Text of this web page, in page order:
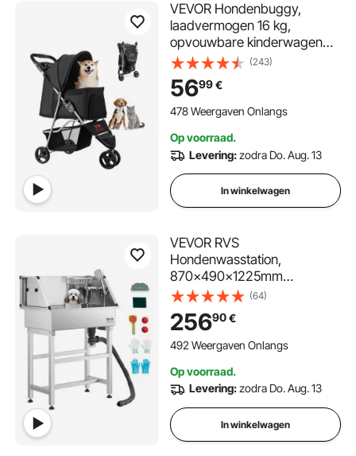
VEVOR Hondenbuggy,
laadvermogen 16 kg,
opvouwbare kinderwagen
voor huisdieren, kattenbuggy
met 3 wielen, gaasvensters
en bekerhouders,
hondenbuggy met rem, voor
huisdieren
(243)
5699€
478 Weergaven Onlangs
Op voorraad.
Levering:zodra Do. Aug. 13
In winkelwagen
VEVOR RVS
Hondenwasstation,
870x490x1225mm
Hondenverzorgingsbak met
kraan, douchekop,
zeephouder en speelballen,
Hondenbad voor meerdere
thuis
(64)
25690€
492 Weergaven Onlangs
Op voorraad.
Levering:zodra Do. Aug. 13
In winkelwagen